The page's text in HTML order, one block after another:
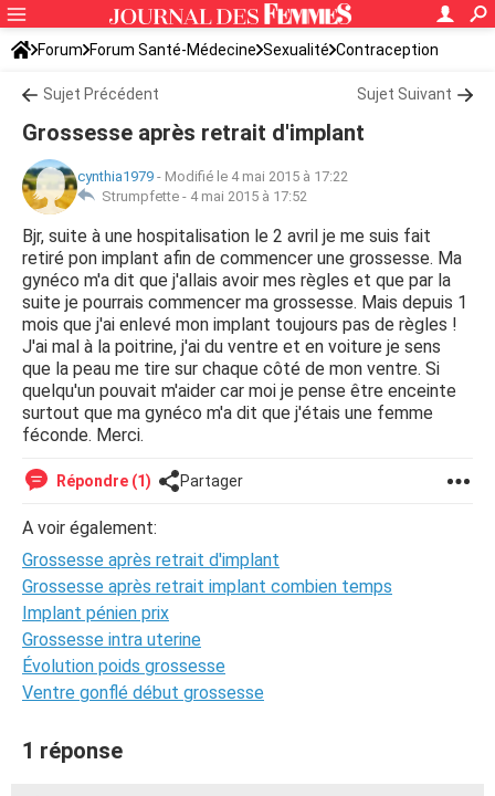
Forum Forum Santé-Médecine Sexualité Contraception
Sujet Précédent Sujet Suivant
Grossesse après retrait d'implant
cynthia1979 - Modifié le 4 mai 2015 à 17:22
Strumpfette - 4 mai 2015 à 17:52
Bjr, suite à une hospitalisation le 2 avril je me suis fait
retiré pon implant afin de commencer une grossesse. Ma
gynéco m'a dit que j'allais avoir mes règles et que par la
suite je pourrais commencer ma grossesse. Mais depuis 1
mois que j'ai enlevé mon implant toujours pas de règles !
J'ai mal à la poitrine, j'ai du ventre et en voiture je sens
que la peau me tire sur chaque côté de mon ventre. Si
quelqu'un pouvait m'aider car moi je pense être enceinte
surtout que ma gynéco m'a dit que j'étais une femme
féconde. Merci.
Répondre (1) Partager
A voir également:
Grossesse après retrait d'implant
Grossesse après retrait implant combien temps
Implant pénien prix
Grossesse intra uterine
Évolution poids grossesse
Ventre gonflé début grossesse
1 réponse